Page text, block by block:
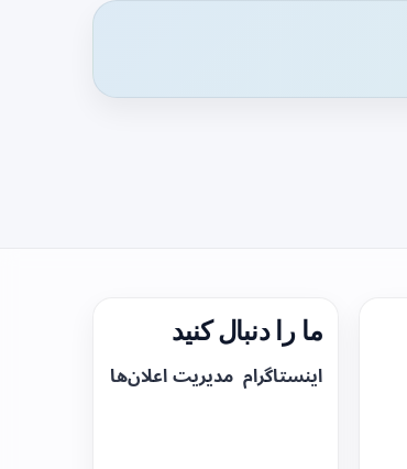
ما را دنبال کنید
اینستاگرام مدیریت اعلان‌ها